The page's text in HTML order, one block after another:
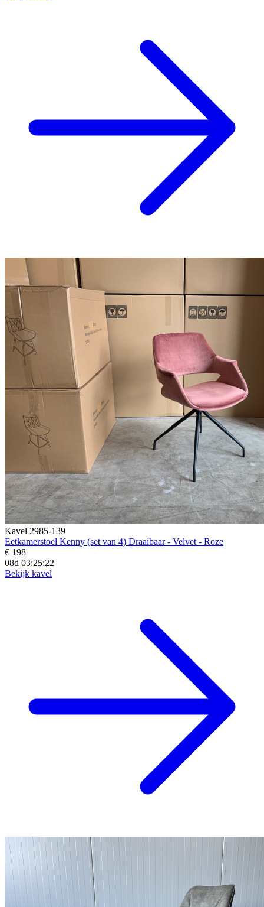
Kavel 2985-139
Eetkamerstoel Kenny (set van 4) Draaibaar - Velvet - Roze
€ 198
08d 03:25:20
Bekijk kavel